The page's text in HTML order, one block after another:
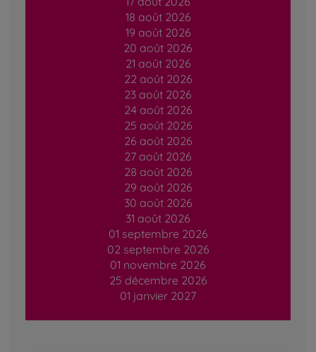
18 août 2026
19 août 2026
20 août 2026
21 août 2026
22 août 2026
23 août 2026
24 août 2026
25 août 2026
26 août 2026
27 août 2026
28 août 2026
29 août 2026
30 août 2026
31 août 2026
01 septembre 2026
02 septembre 2026
01 novembre 2026
25 décembre 2026
01 janvier 2027